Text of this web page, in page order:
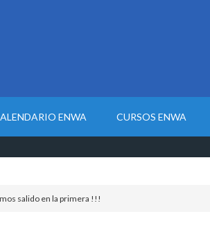
ENWA CURSOS ENWA
salido en la primera !!!